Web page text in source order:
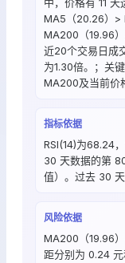
MA5（20.26）>
MA200（19.96
近20个交易日成
为1.30倍。；关
MA200及当前价
指标依据
RSI(14)为68.24
30 天数据的第
值）。过去 30
风险依据
MA200（19.96
距分别为 0.24